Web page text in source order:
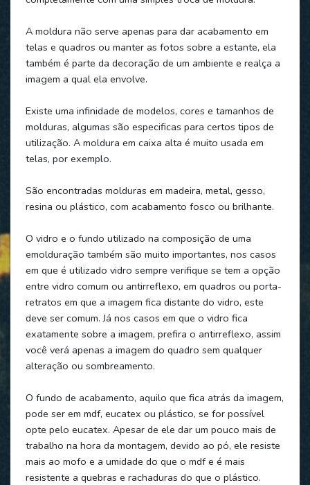
A moldura não serve apenas para dar acabamento em
telas e quadros ou manter as fotos sobre a estante, ela
também é parte da decoração de um ambiente e realça a
imagem a qual ela envolve.
Existe uma infinidade de modelos, cores e tamanhos de
molduras, algumas são especificas para certos tipos de
utilização. A moldura em caixa alta é muito usada em
telas, por exemplo.
São encontradas molduras em madeira, metal, gesso,
resina ou plástico, com acabamento fosco ou brilhante.
O vidro e o fundo utilizado na composição de uma
emolduração também são muito importantes, nos casos
em que é utilizado vidro sempre verifique se tem a opção
entre vidro comum ou antirreflexo, em quadros ou porta-
retratos em que a imagem fica distante do vidro, este
deve ser comum. Já nos casos em que o vidro fica
exatamente sobre a imagem, prefira o antirreflexo, assim
você verá apenas a imagem do quadro sem qualquer
alteração ou sombreamento.
O fundo de acabamento, aquilo que fica atrás da imagem,
pode ser em mdf, eucatex ou plástico, se for possível
opte pelo eucatex. Apesar de ele dar um pouco mais de
trabalho na hora da montagem, devido ao pó, ele resiste
mais ao mofo e a umidade do que o mdf e é mais
resistente a quebras e rachaduras do que o plástico.